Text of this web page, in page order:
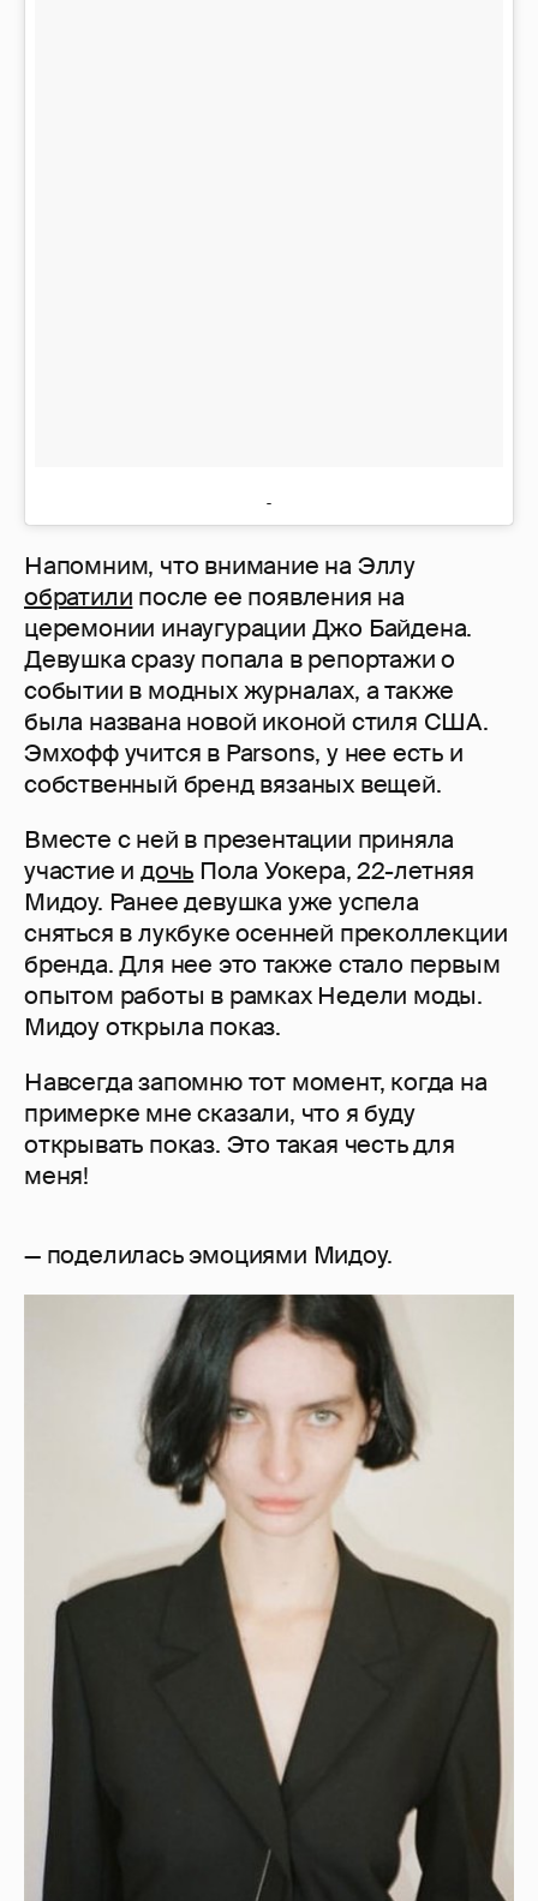
Напомним, что внимание на Эллу
обратили после ее появления на
церемонии инаугурации Джо Байдена.
Девушка сразу попала в репортажи о
событии в модных журналах, а также
была названа новой иконой стиля США.
Эмхофф учится в Parsons, у нее есть и
собственный бренд вязаных вещей.
Вместе с ней в презентации приняла
участие идочь Пола Уокера, 22-летняя
Мидоу. Ранее девушка уже успела
сняться в лукбуке осенней преколлекции
бренда. Для нее это также стало первым
опытом работы в рамках Недели моды.
Мидоу открыла показ.
Навсегда запомню тот момент, когда на
примерке мне сказали, что я буду
открывать показ. Это такая честь для
меня!
— поделилась эмоциями Мидоу.